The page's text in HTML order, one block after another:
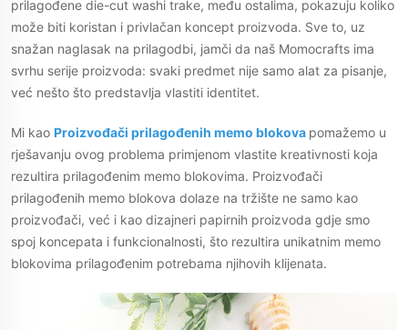
prilagođene die-cut washi trake, među ostalima, pokazuju koliko
može biti koristan i privlačan koncept proizvoda. Sve to, uz
snažan naglasak na prilagodbi, jamči da naš Momocrafts ima
svrhu serije proizvoda: svaki predmet nije samo alat za pisanje,
već nešto što predstavlja vlastiti identitet.
Mi kao Proizvođači prilagođenih memo blokova pomažemo u
rješavanju ovog problema primjenom vlastite kreativnosti koja
rezultira prilagođenim memo blokovima. Proizvođači
prilagođenih memo blokova dolaze na tržište ne samo kao
proizvođači, već i kao dizajneri papirnih proizvoda gdje smo
spoj koncepata i funkcionalnosti, što rezultira unikatnim memo
blokovima prilagođenim potrebama njihovih klijenata.